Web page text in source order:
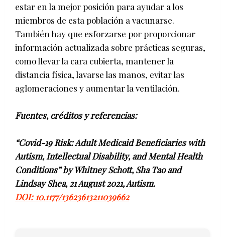
estar en la mejor posición para ayudar a los
miembros de esta población a vacunarse.
También hay que esforzarse por proporcionar
información actualizada sobre prácticas seguras,
como llevar la cara cubierta, mantener la
distancia física, lavarse las manos, evitar las
aglomeraciones y aumentar la ventilación.
Fuentes, créditos y referencias:
“Covid-19 Risk: Adult Medicaid Beneficiaries with
Autism, Intellectual Disability, and Mental Health
Conditions” by Whitney Schott, Sha Tao and
Lindsay Shea, 21 August 2021, Autism.
DOI: 10.1177/13623613211039662